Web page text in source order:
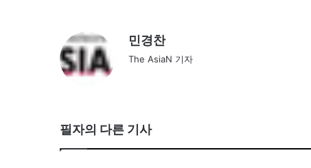
민경찬
The AsiaN 기자
필자의 다른 기사